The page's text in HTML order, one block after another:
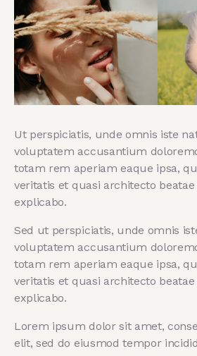
Ut perspiciatis, unde omnis iste
voluptatem accusantium
totam rem aperiam eaque ipsa,
veritatis et quasi architecto
explicabo.
Sed ut perspiciatis, unde omnis
voluptatem accusantium
totam rem aperiam eaque ipsa,
veritatis et quasi architecto
explicabo.
Lorem ipsum dolor sit amet,
elit, sed do eiusmod tempor